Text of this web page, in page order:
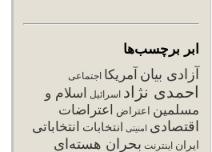
ابر برچسب‌ها
آزادی بیان آمریکا اجتماعی
احمدی نژاد اسرائیل
اسلام و
مسلمین اعتراض اعتراضات
اقتصادی امنیتی انتخابات انتخاباتی
ایران اینترنت بحران هسته‌ای